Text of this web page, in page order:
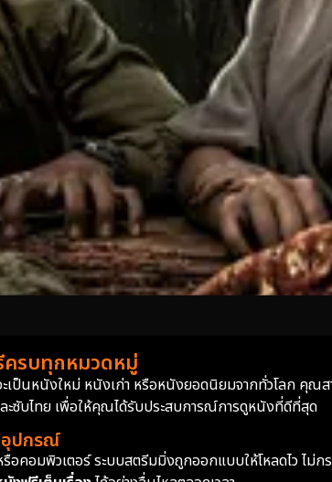
ครบทุกหมวดหมู่
เป็นหนังใหม่ หนังเก่า หรือหนังยอดนิยมจากทั่วโลก คุณ
ซับไทย เพื่อให้คุณได้รับประสบการณ์การดูหนังที่ดีที่สุด
อุปกรณ์
คอมพิวเตอร์ ระบบสตรีมมิ่งถูกออกแบบให้โหลดไว ไม่ก